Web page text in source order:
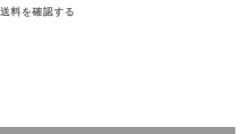
送料を確認する